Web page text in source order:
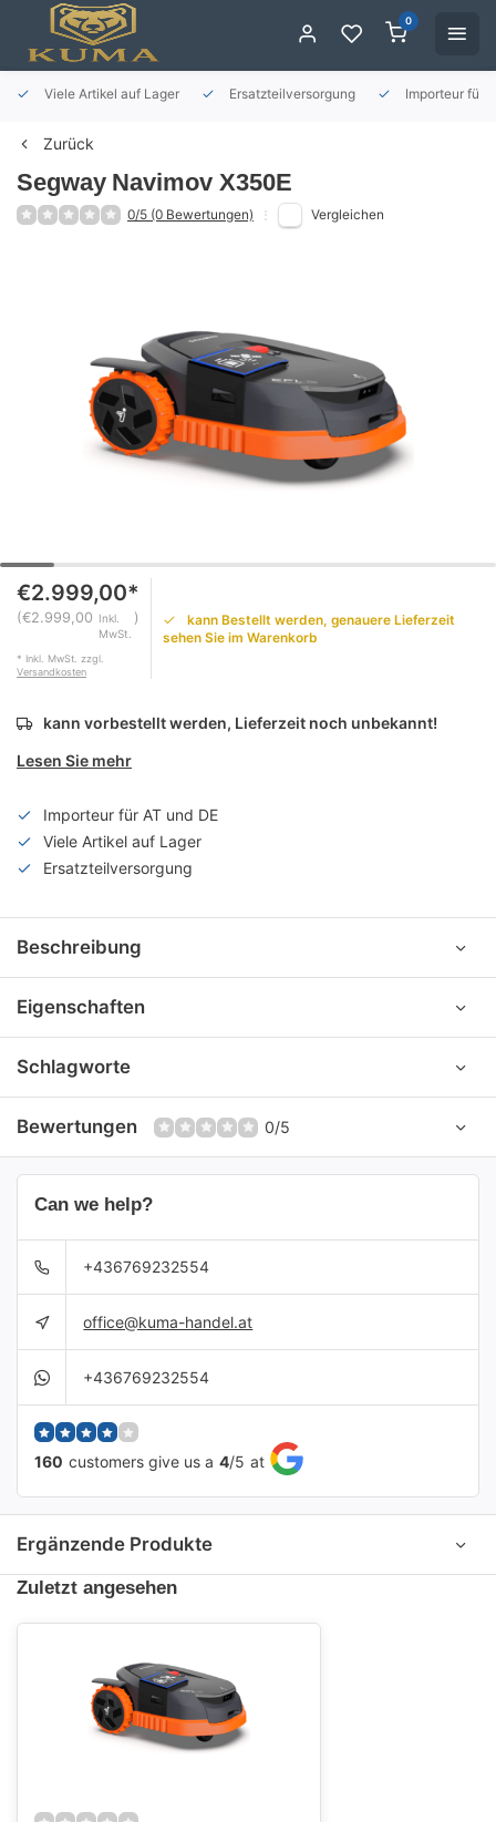
0
Viele Artikel auf Lager Ersatzteilversorgung Importeur für
Zurück
Segway Navimov X350E
0/5 (0 Bewertungen) Vergleichen
€2.999,00*
(€2.999,00 Inkl.
MwSt.
)
* Inkl. MwSt. zzgl.
Versandkosten
kann Bestellt werden, genauere Lieferzeit
sehen Sie im Warenkorb
kann vorbestellt werden, Lieferzeit noch unbekannt!
Lesen Sie mehr
Importeur für AT und DE
Viele Artikel auf Lager
Ersatzteilversorgung
Beschreibung
Eigenschaften
Schlagworte
Bewertungen 0/5
Can we help?
+436769232554
office@kuma-handel.at
+436769232554
160 customers give us a 4/5 at
Ergänzende Produkte
Zuletzt angesehen